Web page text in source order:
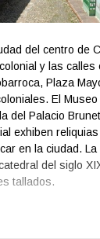
es de 27
negocios puede
y un traje o
desea visitar las
ropa fresca, un
a través de
Airlines, American
al país
Vía
del centro de
y las calles
Plaza
El
del Palacio
exhiben
en la ciudad.
del siglo
tallados.